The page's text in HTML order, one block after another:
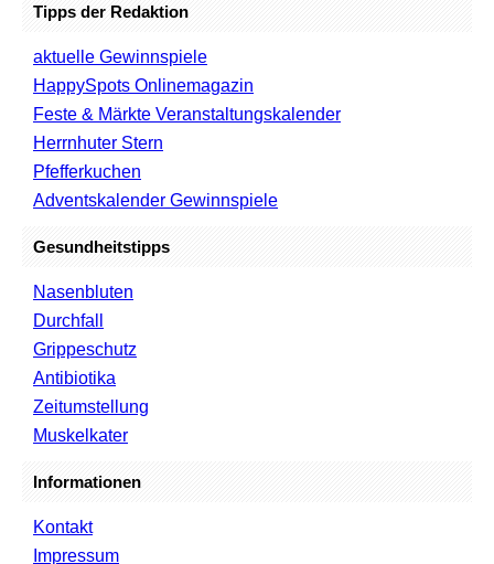
Tipps der Redaktion
aktuelle Gewinnspiele
HappySpots Onlinemagazin
Feste & Märkte Veranstaltungskalender
Herrnhuter Stern
Pfefferkuchen
Adventskalender Gewinnspiele
Gesundheitstipps
Nasenbluten
Durchfall
Grippeschutz
Antibiotika
Zeitumstellung
Muskelkater
Informationen
Kontakt
Impressum